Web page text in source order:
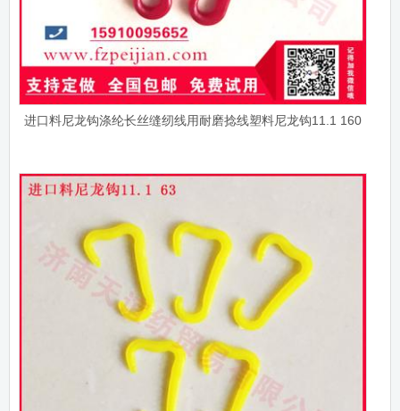
进口料尼龙钩涤纶长丝缝纫线用耐磨捻线塑料尼龙钩11.1 160